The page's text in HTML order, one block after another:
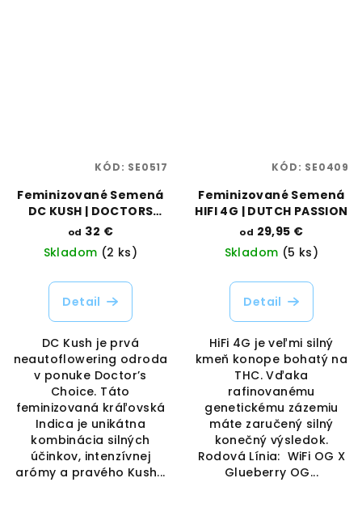
Feminizované Semená
DC KUSH | DOCTORS
CHOICE
od 32 €
Skladom (2 ks)
Detail
DC Kush je prvá
neautoflowering odroda
v ponuke Doctor’s
Choice. Táto
feminizovaná kráľovská
Indica je unikátna
kombinácia silných
účinkov, intenzívnej
arómy a pravého Kush...
KÓD: SE0517
Feminizované Semená
HIFI 4G | DUTCH PASSION
od 29,95 €
Skladom (5 ks)
Detail
HiFi 4G je veľmi silný
kmeň konope bohatý na
THC. Vďaka
rafinovanému
genetickému zázemiu
máte zaručený silný
konečný výsledok.
Rodová Línia: WiFi OG X
Glueberry OG...
KÓD: SE0409